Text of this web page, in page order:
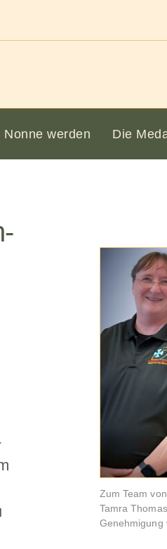
Nonne werden Die
Zum Team
Tamra
Genehmigung